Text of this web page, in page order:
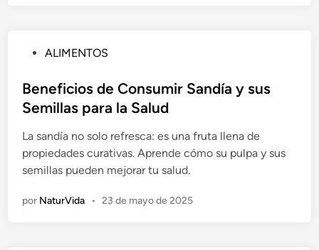
b
l
c
a
d
e
ALIMENTOS
Beneficios de Consumir Sandía y sus
Semillas para la Salud
La sandía no solo refresca: es una fruta llena de
propiedades curativas. Aprende cómo su pulpa y sus
semillas pueden mejorar tu salud.
por NaturVida • 23 de mayo de 2025